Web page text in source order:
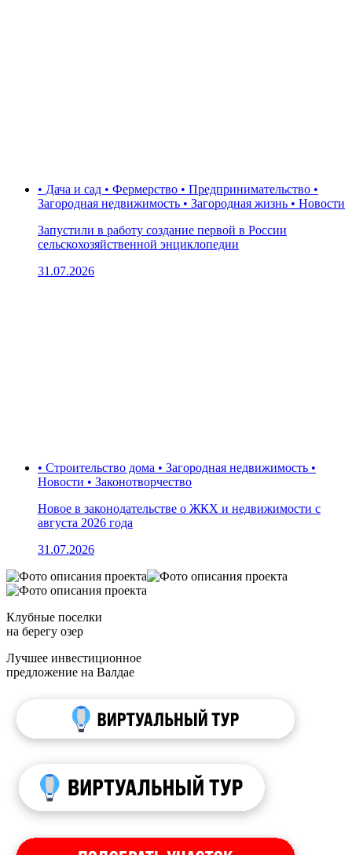
• Дача и сад • Фермерство • Предпринимательство •
Загородная недвижимость • Загородная жизнь • Новости
Запустили в работу создание первой в России
сельскохозяйственной энциклопедии
31.07.2026
• Строительство дома • Загородная недвижимость •
Новости • Законотворчество
Новое в законодательстве о ЖКХ и недвижимости с
августа 2026 года
31.07.2026
Клубные поселки
на берегу озер
Лучшее инвестиционное
предложение на Валдае